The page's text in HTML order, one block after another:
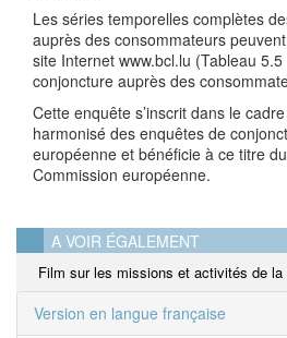
Les séries temporelles complètes
auprès des consommateurs
site Internet www.bcl.lu (Tableau
conjoncture auprès des
Cette enquête s’inscrit dans le
harmonisé des enquêtes de
européenne et bénéficie à ce titre
Commission européenne.
A VOIR ÉGALEMENT
Film sur les missions et activités de la
Version en langue française